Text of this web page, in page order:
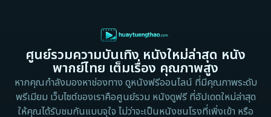
Detective สืบสวน
Disaster
Disney+
1983
1982
1971
1962
ศูนย์รวมความบันเทิง หนังใหม่ล่าสุด หนัง
พากย์ไทย เต็มเรื่อง คุณภาพสูง
หากคุณกำลังมองหาช่องทาง ดูหนังฟรีออนไลน์ ที่มีคุณภาพระดับ
พรีเมียม เว็บไซต์ของเราคือศูนย์รวม หนังดูฟรี ที่อัปเดตใหม่ล่าสุด
ให้คุณได้รับชมกันแบบจุใจ ไม่ว่าจะเป็นหนังชนโรงที่เพิ่งเข้า หรือ